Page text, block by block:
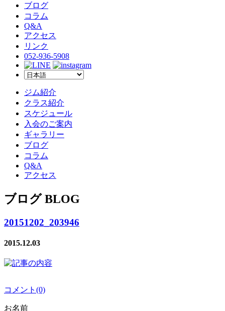
ブログ
コラム
Q&A
アクセス
リンク
052-936-5908
ジム紹介
クラス紹介
スケジュール
入会のご案内
ギャラリー
ブログ
コラム
Q&A
アクセス
ブログ BLOG
20151202_203946
2015.12.03
コメント(0)
お名前